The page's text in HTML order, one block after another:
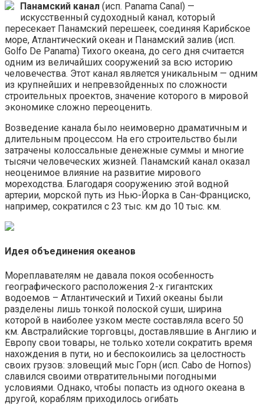
Панамский канал (исп. Panamа Сanal) —
искусственный судоходный канал, который
пересекает Панамский перешеек, соединяя Карибское
море, Атлантический океан и Панамский залив (исп.
Golfo De Panamа) Тихого океана, до сего дня считается
одним из величайших сооружений за всю историю
человечества. Этот канал является уникальным — одним
из крупнейших и непревзойденных по сложности
строительных проектов, значение которого в мировой
экономике сложно переоценить.
Возведение канала было неимоверно драматичным и
длительным процессом. На его строительство были
затрачены колоссальные денежные суммы и многие
тысячи человеческих жизней. Панамский канал оказал
неоценимое влияние на развитие мирового
мореходства. Благодаря сооружению этой водной
артерии, морской путь из Нью-Йорка в Сан-Франциско,
например, сократился с 23 тыс. км до 10 тыс. км.
Идея объединения океанов
Мореплавателям не давала покоя особенность
географического расположения 2-х гигантских
водоемов – Атлантический и Тихий океаны были
разделены лишь тонкой полоской суши, ширина
которой в наиболее узком месте составляла всего 50
км. Австралийские торговцы, доставлявшие в Англию и
Европу свои товары, не только хотели сократить время
нахождения в пути, но и беспокоились за целостность
своих грузов: зловещий мыс Горн (исп. Cabo de Hornos)
славился своими отвратительными погодными
условиями. Однако, чтобы попасть из одного океана в
другой, кораблям приходилось огибать